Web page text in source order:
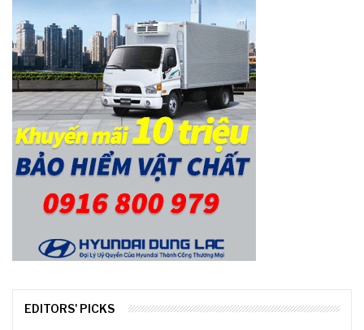
EDITORS' PICKS